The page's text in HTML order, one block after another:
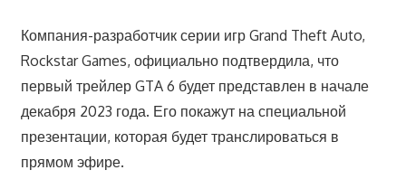
Компания-разработчик серии игр Grand Theft Auto,
Rockstar Games, официально подтвердила, что
первый трейлер GTA 6 будет представлен в начале
декабря 2023 года. Его покажут на специальной
презентации, которая будет транслироваться в
прямом эфире.